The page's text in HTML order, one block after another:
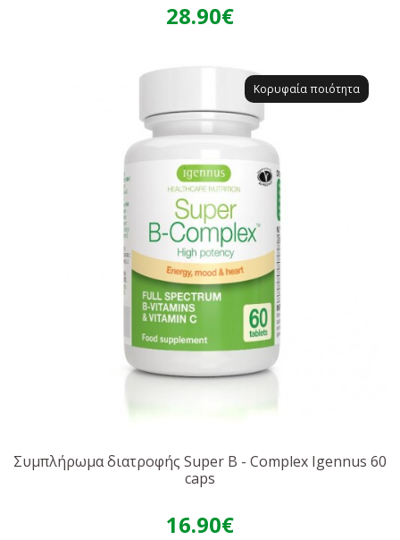
28.90€
Κορυφαία ποιότητα
Συμπλήρωμα διατροφής Super B - Complex Igennus 60
caps
16.90€